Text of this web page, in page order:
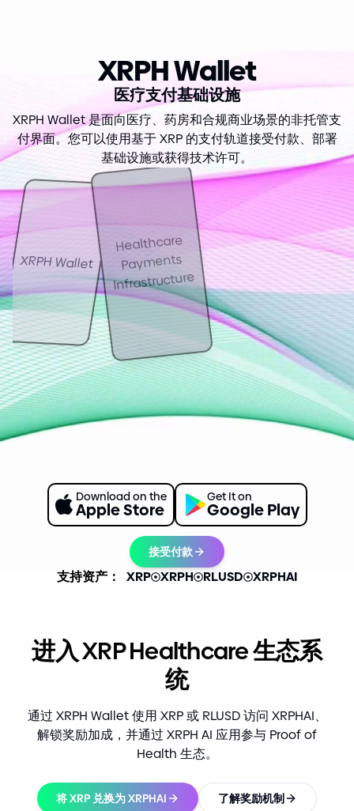
XRPH Wallet
医疗支付基础设施
XRPH Wallet 是面向医疗、药房和合规商业场景的非托管支
付界面。您可以使用基于 XRP 的支付轨道接受付款、部署
基础设施或获得技术许可。
XRPH Wallet
Healthcare
Payments
Infrastructure
Download on the
Apple Store
Get It on
Google Play
接受付款
支持资产： XRP XRPH RLUSD XRPHAI
进入 XRP Healthcare 生态系
统
通过 XRPH Wallet 使用 XRP 或 RLUSD 访问 XRPHAI、
解锁奖励加成，并通过 XRPH AI 应用参与 Proof of
Health 生态。
将 XRP 兑换为 XRPHAI 了解奖励机制